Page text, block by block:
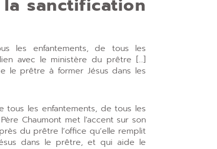
sanctification
les enfantements, de tous les
avec le ministère du prêtre […]
le prêtre à former Jésus dans les
tous les enfantements, de tous les
Chaumont met l’accent sur son
du prêtre l’office qu’elle remplit
dans le prêtre, et qui aide le